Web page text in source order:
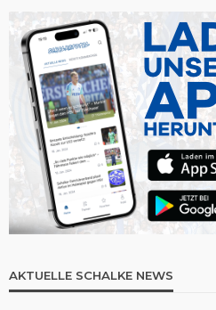
AKTUELLE SCHALKE NEWS